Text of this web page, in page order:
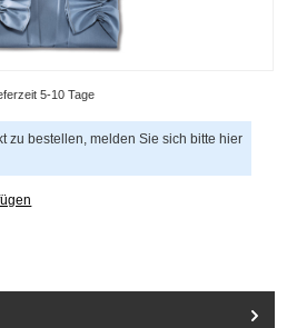
5-10 Tage
zu bestellen, melden Sie sich bittehier